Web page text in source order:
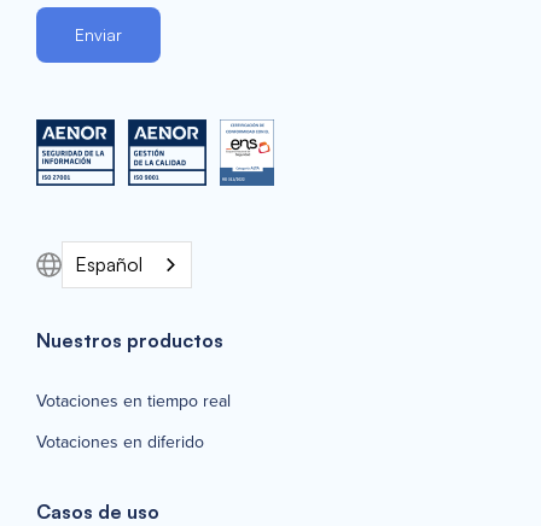
Español
Nuestros productos
Votaciones en tiempo real
Votaciones en diferido
Casos de uso